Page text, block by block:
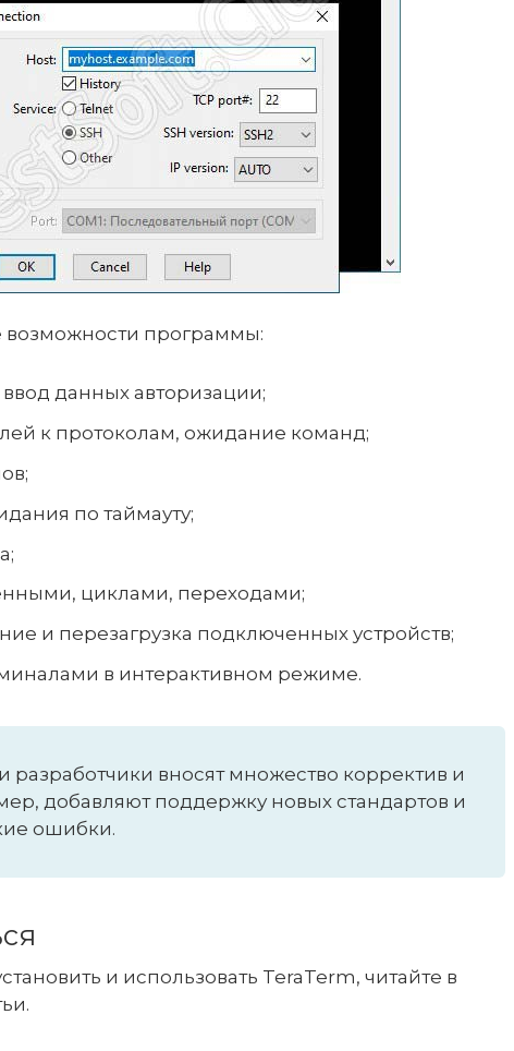
программы:
данных авторизации;
к протоколам, ожидание команд;
по таймауту;
циклами, переходами;
и перезагрузка подключенных устройств;
в интерактивном режиме.
разработчики вносят множество корректив и
добавляют поддержку новых стандартов и
ошибки.
и использовать TeraTerm, читайте в